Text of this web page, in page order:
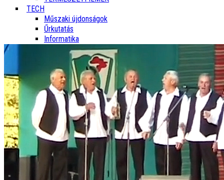
TECH
Műszaki újdonságok
Űrkutatás
Informatika